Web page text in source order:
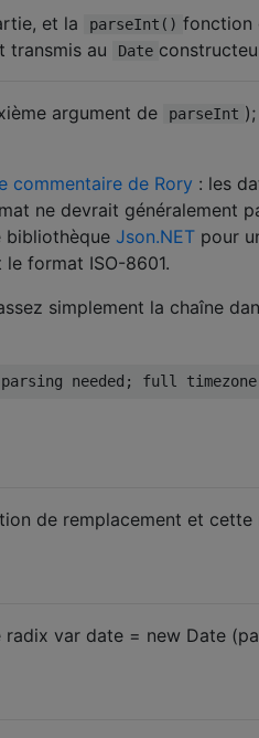
et la parseInt() fonction
transmis au Date
argument de parseInt
commentaire de Rory : les
ne devrait généralement
bibliothèque Json.NET pour
format ISO-8601.
simplement la chaîne
needed; full timezone
de remplacement et
var date = new Date